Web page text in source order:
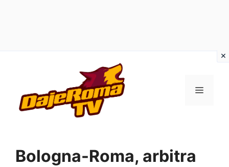
contenuto
MENU
Bologna-Roma, arbitra